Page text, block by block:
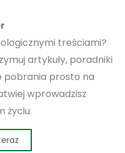
treściami?
artykuły, poradniki
pobrania prosto na
wprowadzisz
życiu.